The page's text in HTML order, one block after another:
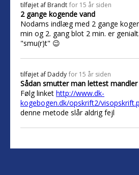
tilføjet af Brandt for 15 år siden
2 gange kogende vand
Nodams indlæg med 2 gange
min og 2. gang blot 2 min. er
"smu(r)t" 😉
tilføjet af Daddy for 15 år siden
Sådan smutter man lettest mandler
Følg linket http://www.dk-
kogebogen.dk/opskrift2/
denne metode slår aldrig fejl